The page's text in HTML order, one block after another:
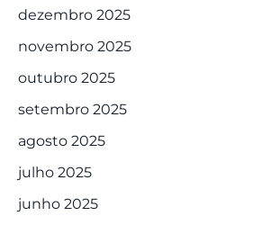
dezembro 2025
novembro 2025
outubro 2025
setembro 2025
agosto 2025
julho 2025
junho 2025